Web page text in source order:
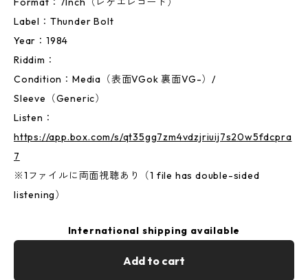
Label：Thunder Bolt
Year：1984
Riddim：
Condition：Media（表面VGok 裏面VG-）/
Sleeve（Generic）
Listen：
https://app.box.com/s/qt35gg7zm4vdzjriuij7s20w5fdcpra
7
※1ファイルに両面視聴あり（1 file has double-sided
listening）
International shipping available
Add to cart